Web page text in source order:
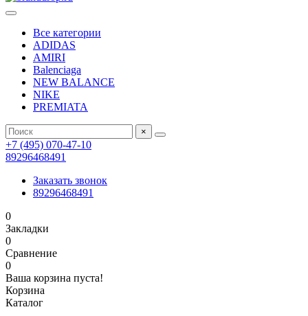
Все категории
ADIDAS
AMIRI
Balenciaga
NEW BALANCE
NIKE
PREMIATA
×
+7 (495) 070-47-10
89296468491
Заказать звонок
89296468491
0
Закладки
0
Сравнение
0
Ваша корзина пуста!
Корзина
Каталог